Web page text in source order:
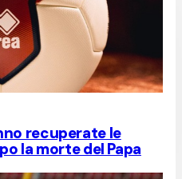
recuperate le
la morte del Papa